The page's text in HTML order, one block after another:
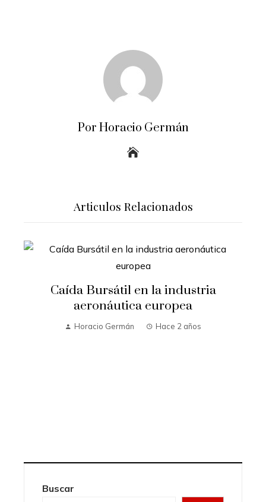
Por Horacio Germán
Articulos Relacionados
Caída Bursátil en la industria
aeronáutica europea
Horacio Germán Hace 2 años
Buscar